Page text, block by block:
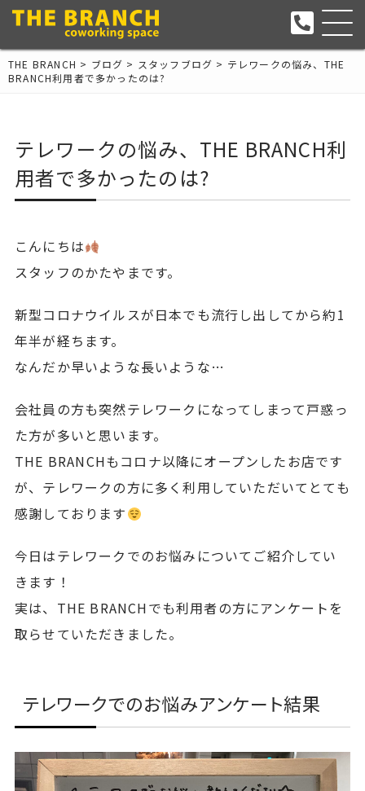
THE BRANCH > ブログ > スタッフブログ > テレワークの悩み、THE
BRANCH利用者で多かったのは?
テレワークの悩み、THE BRANCH利
用者で多かったのは?
こんにちは
スタッフのかたやまです。
新型コロナウイルスが日本でも流行し出してから約1
年半が経ちます。
なんだか早いような長いような…
会社員の方も突然テレワークになってしまって戸惑っ
た方が多いと思います。
THE BRANCHもコロナ以降にオープンしたお店です
が、テレワークの方に多く利用していただいてとても
感謝しております
今日はテレワークでのお悩みについてご紹介してい
きます！
実は、THE BRANCHでも利用者の方にアンケートを
取らせていただきました。
テレワークでのお悩みアンケート結果